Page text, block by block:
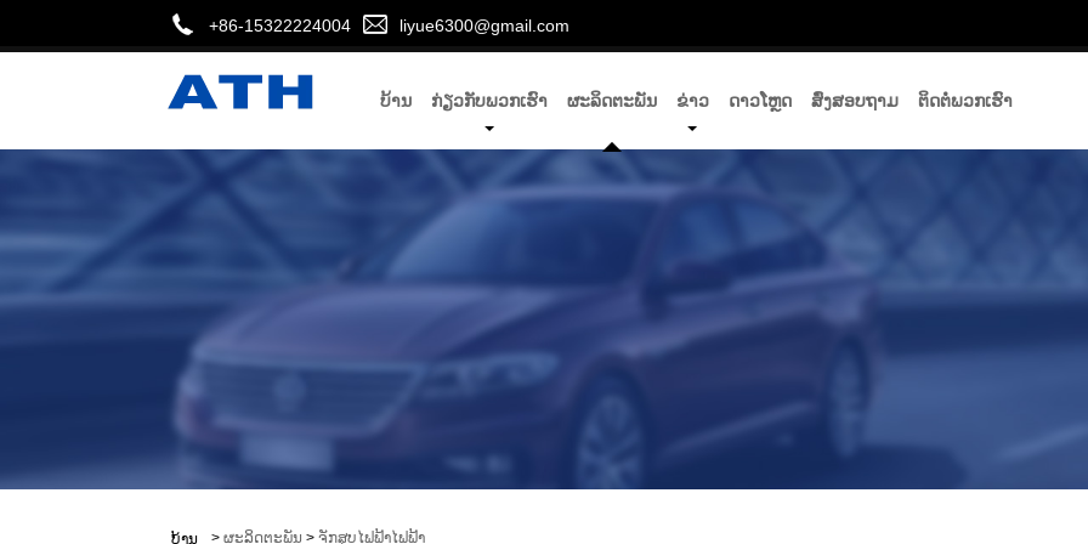
+86-15322224004 liyue6300@gmail.com
ບ້ານ ກ່ຽວກັບພວກເຮົາ ຜະລິດຕະພັນ ຂ່າວ ດາວໂຫຼດ ສົ່ງສອບຖາມ ຕິດຕໍ່ພວກເຮົາ
ບ້ານ > ຜະລິດຕະພັນ > ຈັກສູບໄຟຟ້າໄຟຟ້າ